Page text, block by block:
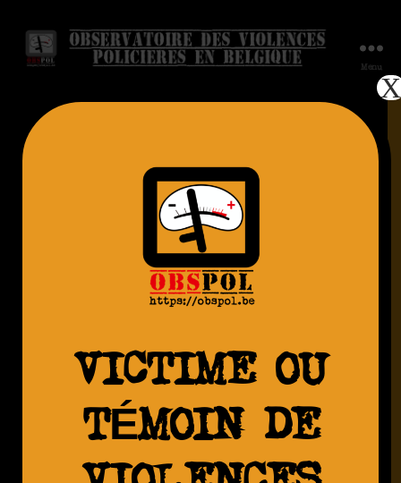
Menu
Laetitia,
31.05.2025.
Percutée –
VICTIME OU
TÉMOIN DE
X